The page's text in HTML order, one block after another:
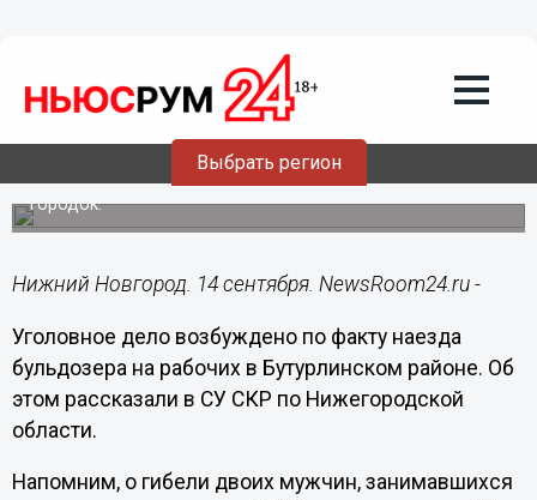
Выбрать регион
СК завел дело из-за гибели двоих
рабочих под бульдозером в
Бутурлинском районе
Пьяный водитель хотел протаранить строительный
городок.
Нижний Новгород. 14 сентября. NewsRoom24.ru -
Уголовное дело возбуждено по факту наезда
бульдозера на рабочих в Бутурлинском районе. Об
этом рассказали в СУ СКР по Нижегородской
области.
Напомним, о гибели двоих мужчин, занимавшихся